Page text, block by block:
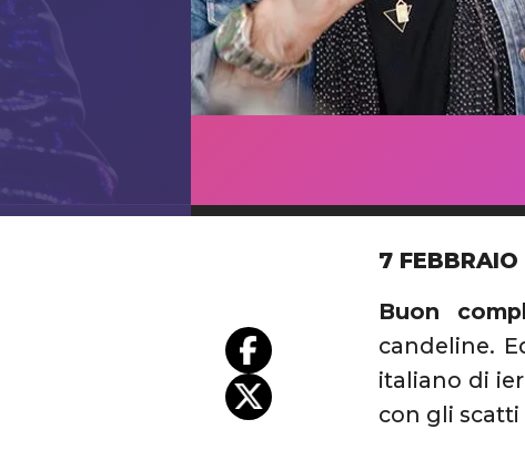
7 FEBBRAIO
Buon
candeline.
italiano di
con gli